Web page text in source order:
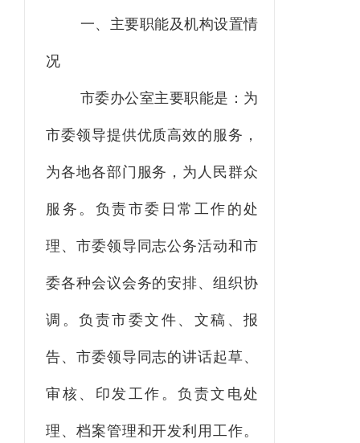
一、主要职能及机构设置情
况
市委办公室主要职能是：为
市委领导提供优质高效的服务，
为各地各部门服务，为人民群众
服务。负责市委日常工作的处
理、市委领导同志公务活动和市
委各种会议会务的安排、组织协
调。负责市委文件、文稿、报
告、市委领导同志的讲话起草、
审核、印发工作 。 负责文电处
理、档案管理和开发利用工作。